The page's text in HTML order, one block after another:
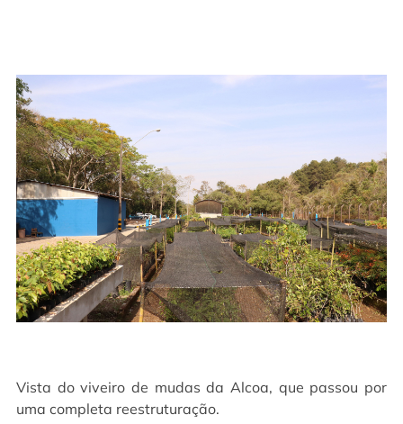
Vista do viveiro de mudas da Alcoa, que passou por
uma completa reestruturação.